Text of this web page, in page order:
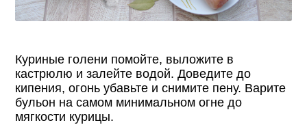
Куриные голени помойте, выложите в
кастрюлю и залейте водой. Доведите до
кипения, огонь убавьте и снимите пену. Варите
бульон на самом минимальном огне до
мягкости курицы.